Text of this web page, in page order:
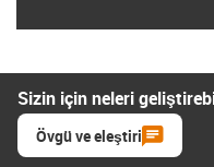
Sizin için neleri
Övgü ve eleştiri